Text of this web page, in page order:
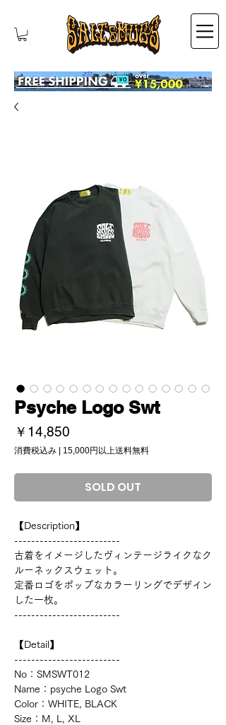
Psyche Logo Swt
￥14,850
格
消費税込み 15,000円以上送料無料
SOLD OUT
【Description】
-------------------------
古着をイメージしたヴィンテージライクなク
ルーネックスウェット。
定番ロゴをポップなカラーリングでデザイン
した一枚。
-------------------------
【Detail】
-------------------------
No：SMSWT012
Name：psyche Logo Swt
Color：WHITE, BLACK
Size：M, L, XL